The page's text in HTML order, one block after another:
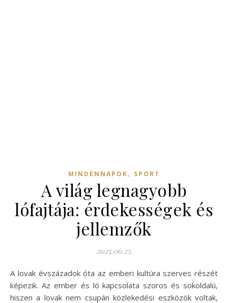
MINDENNAPOK, SPORT
A világ legnagyobb
lófajtája: érdekességek és
jellemzők
2025.06.25.
A lovak évszázadok óta az emberi kultúra szerves részét
képezik. Az ember és ló kapcsolata szoros és sokoldalú,
hiszen a lovak nem csupán közlekedési eszközök voltak,